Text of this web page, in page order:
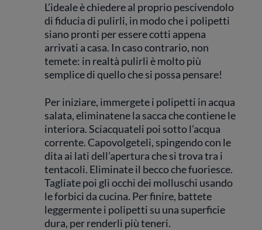
L’ideale è chiedere al proprio pescivendolo
di fiducia di pulirli, in modo che i polipetti
siano pronti per essere cotti appena
arrivati a casa. In caso contrario, non
temete: in realtà pulirli è molto più
semplice di quello che si possa pensare!
Per iniziare, immergete i polipetti in acqua
salata, eliminatene la sacca che contiene le
interiora. Sciacquateli poi sotto l’acqua
corrente. Capovolgeteli, spingendo con le
dita ai lati dell’apertura che si trova tra i
tentacoli. Eliminate il becco che fuoriesce.
Tagliate poi gli occhi dei molluschi usando
le forbici da cucina. Per finire, battete
leggermente i polipetti su una superficie
dura, per renderli più teneri.